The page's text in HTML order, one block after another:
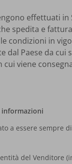
effettuati in
spedita e
condizioni in
dal Paese da cui
cui viene
informazioni
a essere sempre
del Venditore